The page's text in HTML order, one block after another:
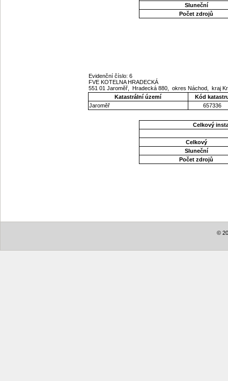
Sluneční
Počet zdrojů
Evidenční číslo: 6
FVE KOTELNA HRADECKÁ
551 01 Jaroměř, Hradecká 880, okres Náchod, kraj
Katastrální území
Kód
Jaroměř
657336
Celkový
Celkový
Sluneční
Počet zdrojů
©